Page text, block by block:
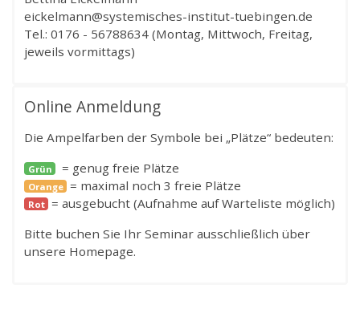
eickelmann@systemisches-institut-tuebingen.de
Tel.: 0176 - 56788634 (Montag, Mittwoch, Freitag,
jeweils vormittags)
Online Anmeldung
Die Ampelfarben der Symbole bei „Plätze“ bedeuten:
Grün = genug freie Plätze
Orange = maximal noch 3 freie Plätze
Rot = ausgebucht (Aufnahme auf Warteliste möglich)
Bitte buchen Sie Ihr Seminar ausschließlich über
unsere Homepage.